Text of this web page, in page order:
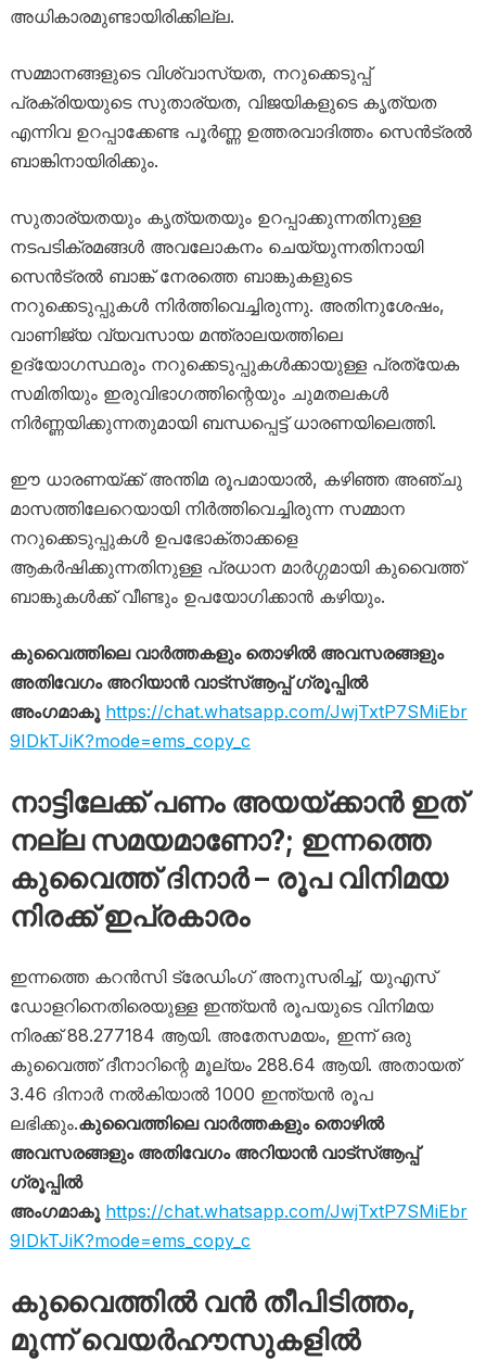
അധികാരമുണ്ടായിരിക്കില്ല.
സമ്മാനങ്ങളുടെ വിശ്വാസ്യത, നറുക്കെടുപ്പ്
പ്രക്രിയയുടെ സുതാര്യത, വിജയികളുടെ കൃത്യത
എന്നിവ ഉറപ്പാക്കേണ്ട പൂർണ്ണ ഉത്തരവാദിത്തം സെൻട്രൽ
ബാങ്കിനായിരിക്കും.
സുതാര്യതയും കൃത്യതയും ഉറപ്പാക്കുന്നതിനുള്ള
നടപടിക്രമങ്ങൾ അവലോകനം ചെയ്യുന്നതിനായി
സെൻട്രൽ ബാങ്ക് നേരത്തെ ബാങ്കുകളുടെ
നറുക്കെടുപ്പുകൾ നിർത്തിവെച്ചിരുന്നു. അതിനുശേഷം,
വാണിജ്യ വ്യവസായ മന്ത്രാലയത്തിലെ
ഉദ്യോഗസ്ഥരും നറുക്കെടുപ്പുകൾക്കായുള്ള പ്രത്യേക
സമിതിയും ഇരുവിഭാഗത്തിന്റെയും ചുമതലകൾ
നിർണ്ണയിക്കുന്നതുമായി ബന്ധപ്പെട്ട് ധാരണയിലെത്തി.
ഈ ധാരണയ്ക്ക് അന്തിമ രൂപമായാൽ, കഴിഞ്ഞ അഞ്ചു
മാസത്തിലേറെയായി നിർത്തിവെച്ചിരുന്ന സമ്മാന
നറുക്കെടുപ്പുകൾ ഉപഭോക്താക്കളെ
ആകർഷിക്കുന്നതിനുള്ള പ്രധാന മാർഗ്ഗമായി കുവൈത്ത്
ബാങ്കുകൾക്ക് വീണ്ടും ഉപയോഗിക്കാൻ കഴിയും.
കുവൈത്തിലെ വാർത്തകളും തൊഴിൽ അവസരങ്ങളും
അതിവേഗം അറിയാൻ വാട്സ്ആപ്പ് ഗ്രൂപ്പിൽ
അംഗമാകൂ https://chat.whatsapp.com/JwjTxtP7SMiEbr
9IDkTJiK?mode=ems_copy_c
നാട്ടിലേക്ക് പണം അയയ്ക്കാൻ ഇത്
നല്ല സമയമാണോ?; ഇന്നത്തെ
കുവൈത്ത് ദിനാർ – രൂപ വിനിമയ
നിരക്ക് ഇപ്രകാരം
ഇന്നത്തെ കറൻസി ട്രേഡിംഗ് അനുസരിച്ച്, യുഎസ്
ഡോളറിനെതിരെയുള്ള ഇന്ത്യൻ രൂപയുടെ വിനിമയ
നിരക്ക് 88.277184 ആയി. അതേസമയം, ഇന്ന് ഒരു
കുവൈത്ത് ദീനാറിന്റെ മൂല്യം 288.64 ആയി. അതായത്
3.46 ദിനാർ നൽകിയാൽ 1000 ഇന്ത്യൻ രൂപ
ലഭിക്കും.കുവൈത്തിലെ വാർത്തകളും തൊഴിൽ
അവസരങ്ങളും അതിവേഗം അറിയാൻ വാട്സ്ആപ്പ്
ഗ്രൂപ്പിൽ
അംഗമാകൂ https://chat.whatsapp.com/JwjTxtP7SMiEbr
9IDkTJiK?mode=ems_copy_c
കുവൈത്തില്‍ വൻ തീപിടിത്തം,
മൂന്ന് വെയർഹൗസുകളിൽ